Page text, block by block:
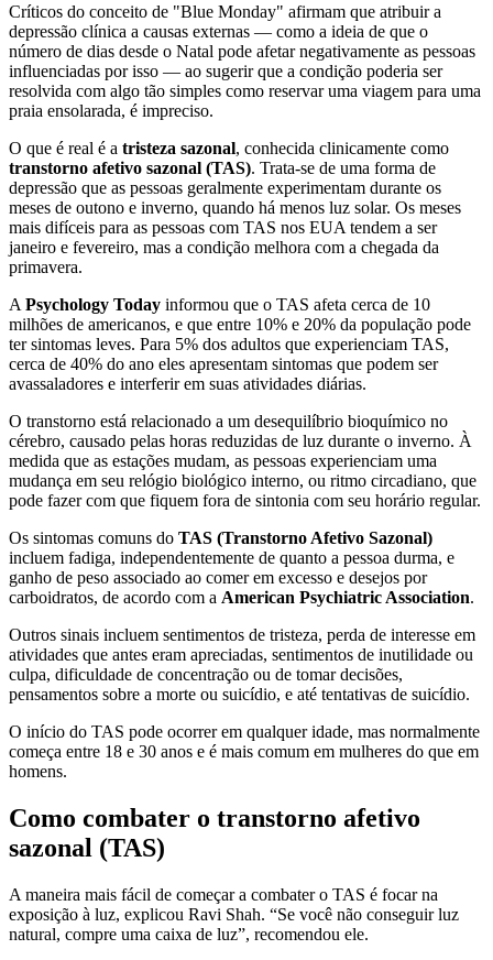
Críticos do conceito de "Blue Monday" afirmam que atribuir a
depressão clínica a causas externas — como a ideia de que o
número de dias desde o Natal pode afetar negativamente as pessoas
influenciadas por isso — ao sugerir que a condição poderia ser
resolvida com algo tão simples como reservar uma viagem para uma
praia ensolarada, é impreciso.
O que é real é a tristeza sazonal, conhecida clinicamente como
transtorno afetivo sazonal (TAS). Trata-se de uma forma de
depressão que as pessoas geralmente experimentam durante os
meses de outono e inverno, quando há menos luz solar. Os meses
mais difíceis para as pessoas com TAS nos EUA tendem a ser
janeiro e fevereiro, mas a condição melhora com a chegada da
primavera.
A Psychology Today informou que o TAS afeta cerca de 10
milhões de americanos, e que entre 10% e 20% da população pode
ter sintomas leves. Para 5% dos adultos que experienciam TAS,
cerca de 40% do ano eles apresentam sintomas que podem ser
avassaladores e interferir em suas atividades diárias.
O transtorno está relacionado a um desequilíbrio bioquímico no
cérebro, causado pelas horas reduzidas de luz durante o inverno. À
medida que as estações mudam, as pessoas experienciam uma
mudança em seu relógio biológico interno, ou ritmo circadiano, que
pode fazer com que fiquem fora de sintonia com seu horário regular.
Os sintomas comuns do TAS (Transtorno Afetivo Sazonal)
incluem fadiga, independentemente de quanto a pessoa durma, e
ganho de peso associado ao comer em excesso e desejos por
carboidratos, de acordo com a American Psychiatric Association.
Outros sinais incluem sentimentos de tristeza, perda de interesse em
atividades que antes eram apreciadas, sentimentos de inutilidade ou
culpa, dificuldade de concentração ou de tomar decisões,
pensamentos sobre a morte ou suicídio, e até tentativas de suicídio.
O início do TAS pode ocorrer em qualquer idade, mas normalmente
começa entre 18 e 30 anos e é mais comum em mulheres do que em
homens.
Como combater o transtorno afetivo
sazonal (TAS)
A maneira mais fácil de começar a combater o TAS é focar na
exposição à luz, explicou Ravi Shah. “Se você não conseguir luz
natural, compre uma caixa de luz”, recomendou ele.